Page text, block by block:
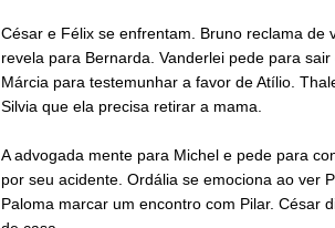
César e Félix se enfrentam. Bruno reclama de
revela para Bernarda. Vanderlei pede para
Márcia para testemunhar a favor de Atílio.
Silvia que ela precisa retirar a mama.
A advogada mente para Michel e pede para
por seu acidente. Ordália se emociona ao ver
Paloma marcar um encontro com Pilar. César